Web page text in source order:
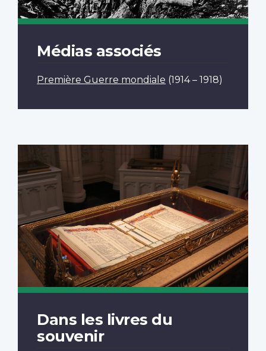
Médias associés
Première Guerre mondiale (1914 – 1918)
Dans les livres du
souvenir